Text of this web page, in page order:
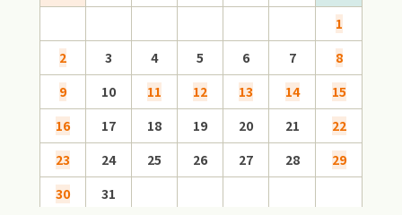
1
2
3 4 5 6 7
8
9
10 11 12 13 14
15
16
17 18 19 20 21
22
23
24 25 26 27 28
29
30
31